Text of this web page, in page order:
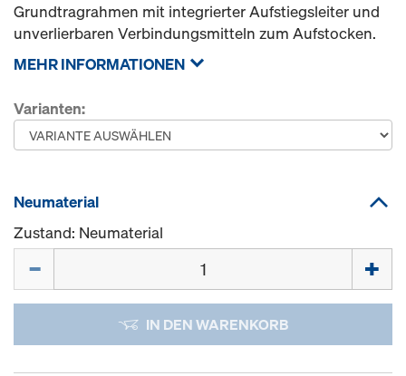
Grundtragrahmen mit integrierter Aufstiegsleiter und
unverlierbaren Verbindungsmitteln zum Aufstocken.
MEHR INFORMATIONEN
Varianten:
Neumaterial
Zustand: Neumaterial
IN DEN WARENKORB